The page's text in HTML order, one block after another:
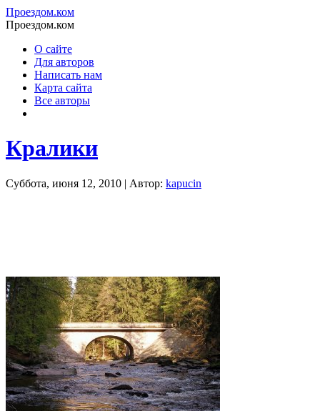
Проездом.ком
Проездом.ком
О сайте
Для авторов
Написать нам
Карта сайта
Все авторы
Кралики
Суббота, июня 12, 2010 | Автор: kapucin